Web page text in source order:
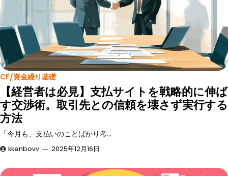
CF/資金繰り基礎
【経営者は必見】支払サイトを戦略的に伸ば
す交渉術。取引先との信頼を壊さず実行する
方法
「今月も、支払いのことばかり考…
kkenbovv 2025年12月16日